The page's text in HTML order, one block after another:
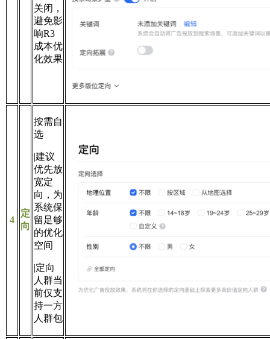
关闭，
避免影
响R3
成本优
化效果
4
定
向
按需自
选
|建议
优先放
宽定
向，为
系统保
留足够
的优化
空间
|定向
人群当
前仅支
持一方
人群包